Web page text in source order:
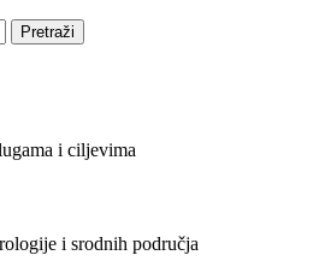
i ciljevima
i srodnih područja